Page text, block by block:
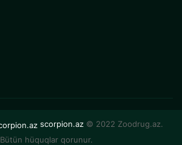
scorpion.az © 2022 Zoodrug.az.
Bütün hüquqlar qorunur.